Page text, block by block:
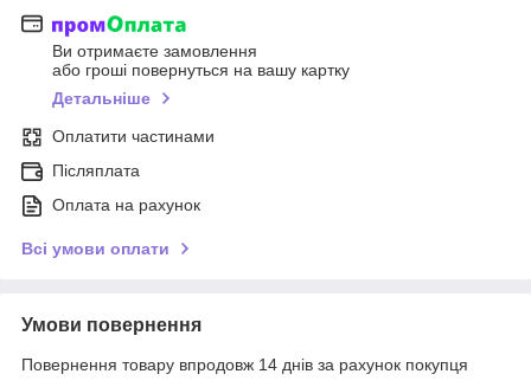
Ви отримаєте замовлення
або гроші повернуться на вашу картку
Детальніше
Оплатити частинами
Післяплата
Оплата на рахунок
Всі умови оплати
Умови повернення
Повернення товару впродовж 14 днів за рахунок покупця